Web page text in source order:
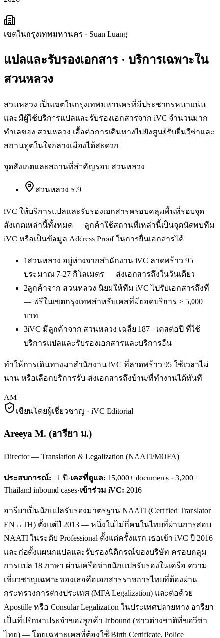
เขตในกรุงเทพมหานคร · Suan Luang
แปลและรับรองเอกสาร· บริการเฉพาะใน
สวนหลวง
สวนหลวง เป็นเขตในกรุงเทพมหานครที่มีประชากรหนาแน่น
และมีผู้ใช้บริการแปลและรับรองเอกสารจาก iVC จำนวนมาก
ทำเลของ สวนหลวง เอื้อต่อการเดินทางไปยังศูนย์รับยื่นวีซ่าและ
สถานทูตในใจกลางเมืองได้สะดวก
จุดสังเกตและสถานที่สำคัญรอบ สวนหลวง
สวนหลวง ร.9
iVC ให้บริการแปลและรับรองเอกสารครอบคลุมพื้นที่รอบจุด
สังเกตเหล่านี้ทั้งหมด — ลูกค้าใช้สถานที่เหล่านี้เป็นจุดนัดพบทีม
iVC หรือเป็นข้อมูล Address Proof ในการยื่นเอกสารได้
1สวนหลวง อยู่ห่างจากสำนักงาน iVC ลาดพร้าว 95
ประมาณ 7-27 กิโลเมตร — ส่งเอกสารถึงในวันเดียว
2ลูกค้าจาก สวนหลวง นิยมให้ทีม iVC ไปรับเอกสารถึงที่
— ฟรีในเขตกรุงเทพสำหรับเคสที่มียอดบริการ ≥ 5,000
บาท
3iVC มีลูกค้าจาก สวนหลวง เฉลี่ย 187+ เคสต่อปี ที่ใช้
บริการแปลและรับรองเอกสารและบริการอื่น
ทำให้การเดินทางมาสำนักงาน iVC ที่ลาดพร้าว 95 ใช้เวลาไม่
นาน หรือเลือกบริการรับ-ส่งเอกสารถึงบ้าน/ที่ทำงานได้ทันที
AM
เขียนโดยผู้เชี่ยวชาญ · iVC Editorial
Areeya M. (อารียา ม.)
Director — Translation & Legalization (NAATI/MOFA)
ประสบการณ์: 11 ปี·เคสที่ดูแล: 15,000+ documents · 3,200+
Thailand inbound cases·เข้าร่วม iVC: 2016
อารียาเป็นนักแปลรับรองมาตรฐาน NAATI (Certified Translator
EN↔TH) ตั้งแต่ปี 2013 — หนึ่งในไม่กี่คนในไทยที่ผ่านการสอบ
NAATI ในระดับ Professional ตั้งแต่ครั้งแรก เธอเข้า iVC ปี 2016
และก่อตั้งแผนกแปลและรับรองนิติกรณ์ของบริษัท ครอบคลุม
การแปล 18 ภาษา ผ่านเครือข่ายนักแปลรับรองในเครือ ความ
เชี่ยวชาญเฉพาะของเธอคือเอกสารราชการไทยที่ต้องผ่าน
กระทรวงการต่างประเทศ (MFA Legalization) และต่อด้วย
Apostille หรือ Consular Legalization ในประเทศปลายทาง อารียา
เป็นที่ปรึกษาประจำของลูกค้า Inbound (ชาวต่างชาติที่ขอวีซ่า
ไทย) — โดยเฉพาะเคสที่ต้องใช้ Birth Certificate, Police